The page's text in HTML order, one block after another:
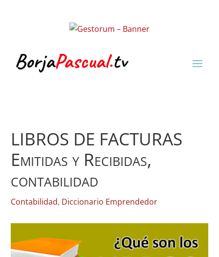
LIBROS DE FACTURAS
Emitidas y Recibidas,
contabilidad
Contabilidad, Diccionario Emprendedor